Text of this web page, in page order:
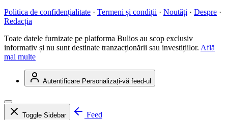
Politica de confidențialitate · Termeni și condiții · Noutăți · Despre ·
Redacția
Toate datele furnizate pe platforma Bulios au scop exclusiv
informativ și nu sunt destinate tranzacționării sau investițiilor. Află
mai multe
Autentificare Personalizați-vă feed-ul
Toggle Sidebar
Feed